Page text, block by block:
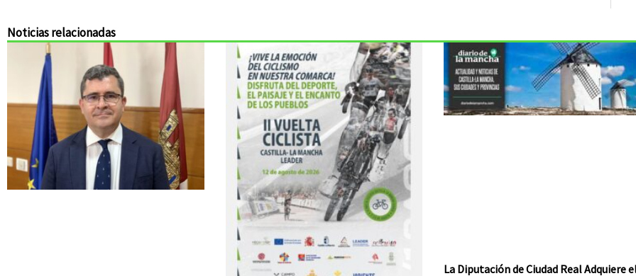
Noticias relacionadas
La Diputación de Ciudad Real Adquiere